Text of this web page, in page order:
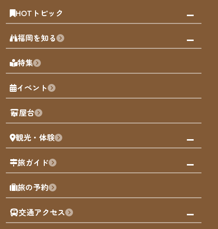
HOTトピック
みんなの旅行記
天神エリア
博多旧市街
福岡城
歴史・文化
福岡を知る
福岡の見どころ
福岡の魅力
観光カレンダー
観光PR動画
まち歩き
福岡グルメ
福岡を楽しむ
福岡のアート
福岡のナイトタイム
福岡の歴史・文化
特集
イベント
屋台
観光・体験
観る・遊ぶ
屋台
買う
体験
泊まる
旅ガイド
モデルコース
AIおまかせコース
オリジナルプラン
旅の予約
交通アクセス